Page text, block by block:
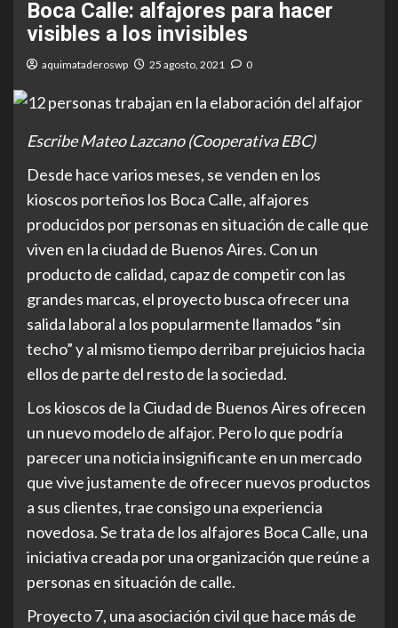
Boca Calle: alfajores para hacer
visibles a los invisibles
aquimataderoswp 25 agosto, 2021 0
Escribe Mateo Lazcano (Cooperativa EBC)
Desde hace varios meses, se venden en los
kioscos porteños los Boca Calle, alfajores
producidos por personas en situación de calle que
viven en la ciudad de Buenos Aires. Con un
producto de calidad, capaz de competir con las
grandes marcas, el proyecto busca ofrecer una
salida laboral a los popularmente llamados “sin
techo” y al mismo tiempo derribar prejuicios hacia
ellos de parte del resto de la sociedad.
Los kioscos de la Ciudad de Buenos Aires ofrecen
un nuevo modelo de alfajor. Pero lo que podría
parecer una noticia insignificante en un mercado
que vive justamente de ofrecer nuevos productos
a sus clientes, trae consigo una experiencia
novedosa. Se trata de los alfajores Boca Calle, una
iniciativa creada por una organización que reúne a
personas en situación de calle.
Proyecto 7, una asociación civil que hace más de